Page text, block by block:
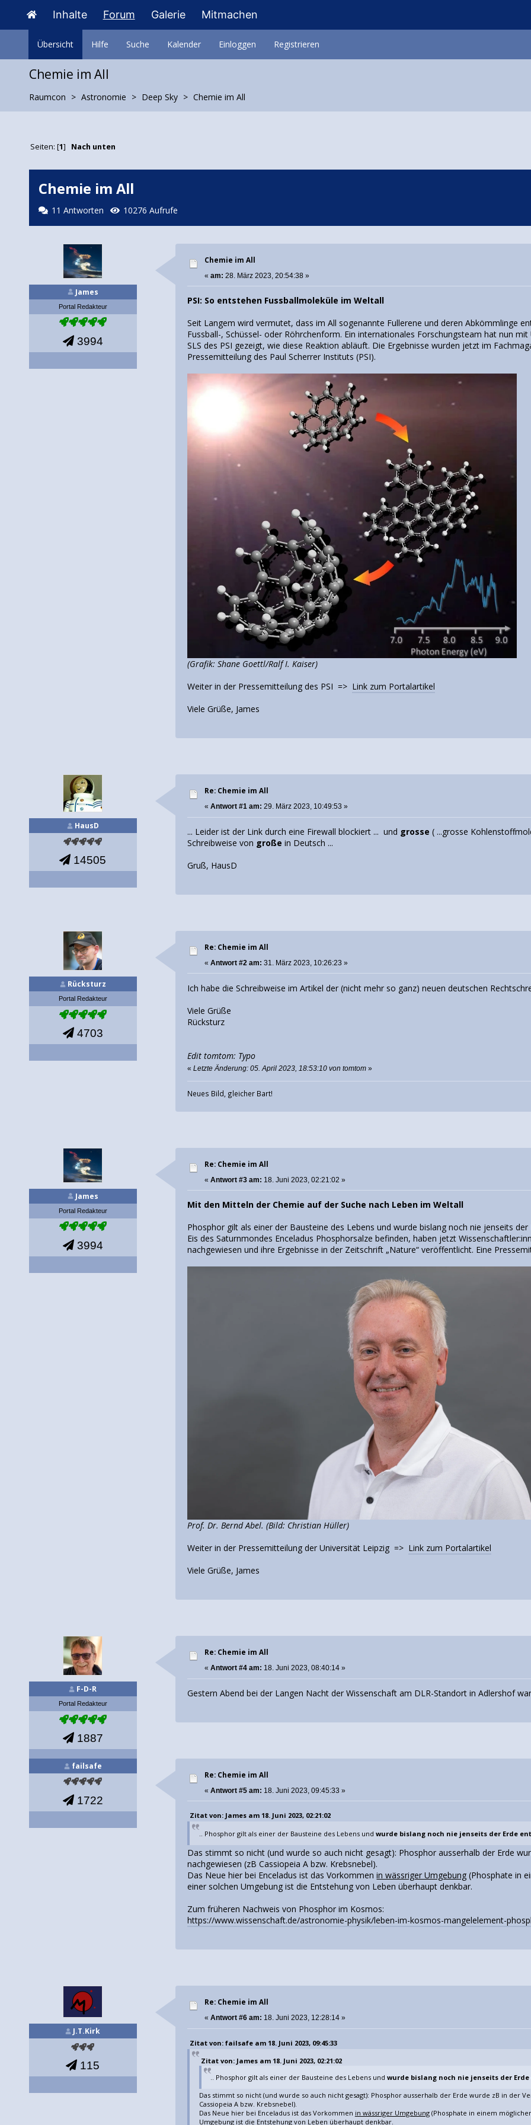
Inhalte Forum Galerie Mitmachen
Übersicht Hilfe Suche Kalender Einloggen Registrieren
Chemie im All
Raumcon Astronomie Deep Sky Chemie im All
Seiten: [1] Nach unten
Chemie im All
11 Antworten 10276 Aufrufe
James
Portal Redakteur
3994
Chemie im All
«am: 28. März 2023, 20:54:38 »
PSI: So entstehen Fussballmoleküle im Weltall
Seit Langem wird vermutet, dass im All sogenannte Fullerene und deren Abkömmlinge
Fussball-, Schüssel- oder Röhrchenform. Ein internationales Forschungsteam hat nun
SLS des PSI gezeigt, wie diese Reaktion abläuft. Die Ergebnisse wurden jetzt im
Pressemitteilung des Paul Scherrer Instituts (PSI).
(Grafik: Shane Goettl/Ralf I. Kaiser)
Weiter in der Pressemitteilung des PSI => Link zum Portalartikel
Viele Grüße, James
HausD
14505
Re: Chemie im All
«Antwort #1 am: 29. März 2023, 10:49:53 »
... Leider ist der Link durch eine Firewall blockiert ... und grosse ( ...grosse
Schreibweise von große in Deutsch ...
Gruß, HausD
Rücksturz
Portal Redakteur
4703
Re: Chemie im All
«Antwort #2 am: 31. März 2023, 10:26:23 »
Ich habe die Schreibweise im Artikel der (nicht mehr so ganz) neuen deutschen
Viele Grüße
Rücksturz
Edit tomtom: Typo
«Letzte Änderung: 05. April 2023, 18:53:10 von tomtom »
Neues Bild, gleicher Bart!
James
Portal Redakteur
3994
Re: Chemie im All
«Antwort #3 am: 18. Juni 2023, 02:21:02 »
Mit den Mitteln der Chemie auf der Suche nach Leben im Weltall
Phosphor gilt als einer der Bausteine des Lebens und wurde bislang noch nie jenseits
Eis des Saturnmondes Enceladus Phosphorsalze befinden, haben jetzt
nachgewiesen und ihre Ergebnisse in der Zeitschrift „Nature“ veröffentlicht. Eine
Prof. Dr. Bernd Abel. (Bild: Christian Hüller)
Weiter in der Pressemitteilung der Universität Leipzig => Link zum Portalartikel
Viele Grüße, James
F-D-R
Portal Redakteur
1887
Re: Chemie im All
«Antwort #4 am: 18. Juni 2023, 08:40:14 »
Gestern Abend bei der Langen Nacht der Wissenschaft am DLR-Standort in Adlershof
failsafe
1722
Re: Chemie im All
«Antwort #5 am: 18. Juni 2023, 09:45:33 »
Zitat von: James am 18. Juni 2023, 02:21:02
.. Phosphor gilt als einer der Bausteine des Lebens und wurde bislang noch nie jenseits der Erde
Das stimmt so nicht (und wurde so auch nicht gesagt): Phosphor ausserhalb der Erde
nachgewiesen (zB Cassiopeia A bzw. Krebsnebel).
Das Neue hier bei Enceladus ist das Vorkommenin wässriger Umgebung (Phosphate in
einer solchen Umgebung ist die Entstehung von Leben überhaupt denkbar.
Zum früheren Nachweis von Phosphor im Kosmos:
https://www.wissenschaft.de/astronomie-physik/leben-im-kosmos-mangelelement-
J.T.Kirk
115
Re: Chemie im All
«Antwort #6 am: 18. Juni 2023, 12:28:14 »
Zitat von: failsafe am 18. Juni 2023, 09:45:33
Zitat von: James am 18. Juni 2023, 02:21:02
.. Phosphor gilt als einer der Bausteine des Lebens undwurde bislang noch nie jenseits der
Das stimmt so nicht (und wurde so auch nicht gesagt): Phosphor ausserhalb der Erde wurde zB in der
Cassiopeia A bzw. Krebsnebel).
Das Neue hier bei Enceladus ist das Vorkommen in wässriger Umgebung(Phosphate in einem
Umgebung ist die Entstehung von Leben überhaupt denkbar.